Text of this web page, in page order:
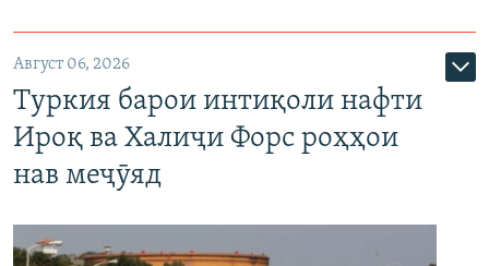
Август 06, 2026
Туркия барои интиқоли нафти
Ироқ ва Халиҷи Форс роҳҳои
нав меҷӯяд